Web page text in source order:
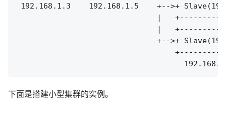
192.168.1.3    192.168.1.5    +-->+
|
|
+-->+
下面是搭建小型集群的实例。